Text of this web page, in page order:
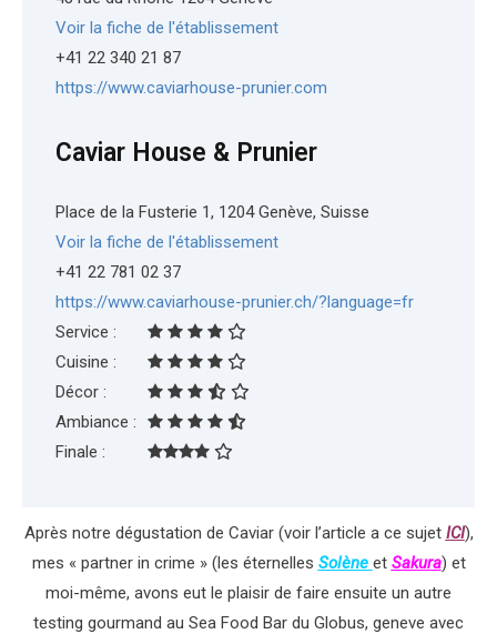
Voir la fiche de l'établissement
+41 22 340 21 87
https://www.caviarhouse-prunier.com
Caviar House & Prunier
Place de la Fusterie 1, 1204 Genève, Suisse
Voir la fiche de l'établissement
+41 22 781 02 37
https://www.caviarhouse-prunier.ch/?language=fr
Service :
Cuisine :
Décor :
Ambiance :
Finale :
Après notre dégustation de Caviar (voir l’article a ce sujet ICI),
mes « partner in crime » (les éternelles Solène et Sakura) et
moi-même, avons eut le plaisir de faire ensuite un autre
testing gourmand au Sea Food Bar du Globus, geneve avec